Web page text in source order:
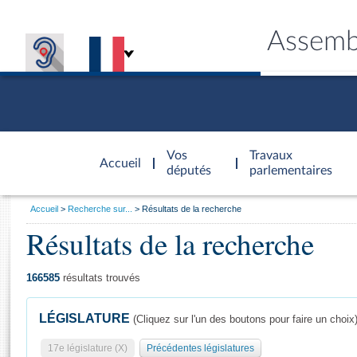
Accueil
d'accueil
Vos
députés
Travaux
parlementaires
Général
Vous
Accueil Recherche sur... Résultats de la recherche
Résultats de la recherche
166585 résultats trouvés
LÉGISLATURE (Cliquez sur l'un des boutons pour faire un choix)
17e législature (X) Précédentes législatures